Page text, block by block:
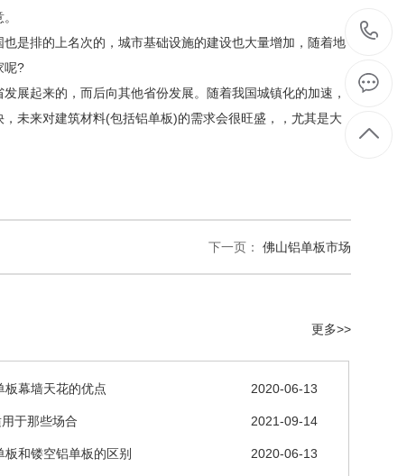
排的上名次的，城市基础设施的建设也大量增加，随着地
呢?
起来的，而后向其他省份发展。随着我国城镇化的加速，
未来对建筑材料(包括铝单板)的需求会很旺盛，，尤其是大
下一页： 佛山铝单板市场
更多>>
2020-06-13
板幕墙天花的优点
2021-09-14
于那些场合
2020-06-13
板和镂空铝单板的区别